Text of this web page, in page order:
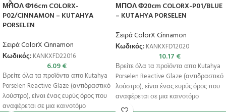
ΜΠΟΛ Φ16cm COLORX-
P02/CINNAMON – KUTAHYA
PORSELEN
Σειρά ColorX Cinnamon
Κωδικός: KANKXFD22016
6.09€
Βρείτε όλα τα προϊόντα απο Kutahya
Porselen Reactive Glaze (αντιδραστικό
λούστρο), είναι ένας ευρύς όρος που
αναφέρεται σε μια καινοτόμο
ΜΠΟΛ Φ20cm COLORX-P01/BLUE
– KUTAHYA PORSELEN
Σειρά ColorX Cinnamon
Κωδικός: KANKXFD12020
10.17 €
Βρείτε όλα τα προϊόντα απο Kutahya
Porselen Reactive Glaze (αντιδραστικό
λούστρο), είναι ένας ευρύς όρος που
αναφέρεται σε μια καινοτόμο